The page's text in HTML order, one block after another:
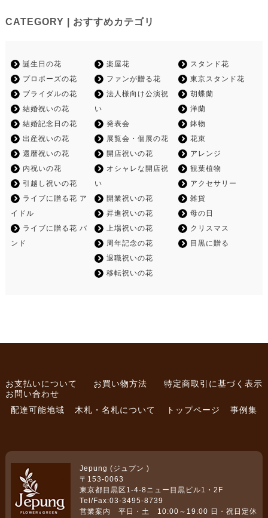
CATEGORY | おすすめカテゴリ
誕生日の花
プロポーズの花
ブライダルの花
結婚祝いの花
結婚記念日の花
出産祝いの花
還暦祝いの花
内祝いの花
引越し祝いの花
ライブに贈る花 ア
イドル
ライブに贈る花 バ
ンド
楽屋花
ファンが贈る花
法人様向け公演祝
い
発表会
展覧会・個展の花
開店祝いの花
オシャレな開店祝
い
開業祝いの花
昇進祝いの花
上場祝いの花
周年記念の花
退職祝いの花
移転祝いの花
スタンド花
東京スタンド花
胡蝶蘭
洋蘭
鉢物
花束
アレンジ
観葉植物
アクセサリー
雑貨
母の日
クリスマス
目黒に贈る
お支払いについて お買い物方法
特定商取引に基づく表示
お問い合わせ
配達可能地域
木札・名札について トップページ 事例集
Jepung (ジュプン )
〒153-0063
東京都目黒区1-4-8ニュー目黒ビル1・2F
Tel/Fax:03-3495-8739
営業案内 平日・土 10:00～19:00 日・祝日定休